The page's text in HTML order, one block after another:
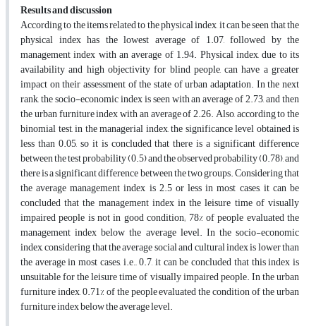
Results and discussion
According to the items related to the physical index, it can be seen that the
physical index has the lowest average of 1.07, followed by the
management index with an average of 1.94. Physical index, due to its
availability and high objectivity for blind people, can have a greater
impact on their assessment of the state of urban adaptation. In the next
rank, the socio-economic index is seen with an average of 2.73, and then
the urban furniture index with an average of 2.26. Also, according to the
binomial test, in the managerial index, the significance level obtained is
less than 0.05, so it is concluded that there is a significant difference
between the test probability (0.5) and the observed probability (0.78), and
there is a significant difference between the two groups. Considering that
the average management index is 2.5 or less in most cases, it can be
concluded that the management index in the leisure time of visually
impaired people is not in good condition; 78% of people evaluated the
management index below the average level. In the socio-economic
index, considering that the average social and cultural index is lower than
the average in most cases, i.e., 0.7, it can be concluded that this index is
unsuitable for the leisure time of visually impaired people. In the urban
furniture index, 0.71% of the people evaluated the condition of the urban
furniture index below the average level.